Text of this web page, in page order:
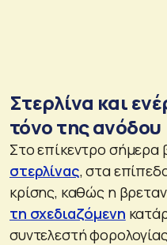
Στερλίνα και
τόνο της ανόδου
Στο επίκεντρο σήμερα
στερλίνας, στα
κρίσης, καθώς η
τη σχεδιαζόμενη
συντελεστή